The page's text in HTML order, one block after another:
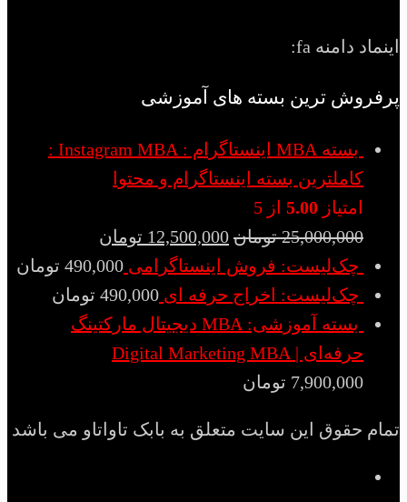
اینماد دامنه fa:
پرفروش ترین بسته های آموزشی
بسته MBA اینستاگرام : Instagram MBA :
کاملترین بسته اینستاگرام و محتوا
امتیاز 5.00 از 5
25,000,000 تومان 12,500,000 تومان
چک‌لیست: فروش اینستاگرامی 490,000 تومان
چک‌لیست: اخراج حرفه ای 490,000 تومان
بسته آموزشی: MBA دیجیتال مارکتینگ
حرفه‌ای | Digital Marketing MBA
7,900,000 تومان
تمام حقوق این سایت متعلق به بابک تاواتاو می باشد